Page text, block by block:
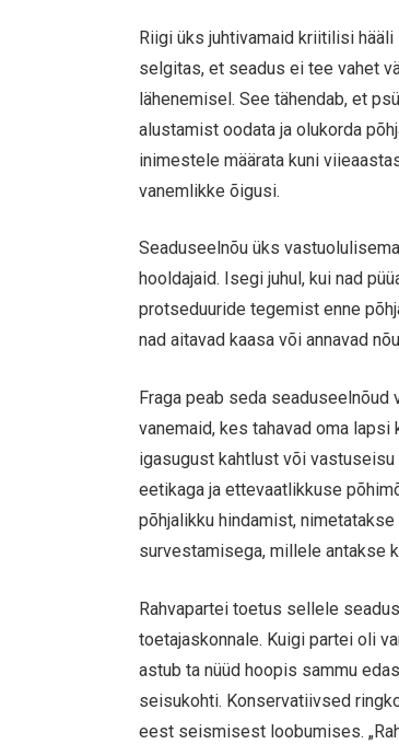
Riigi üks juhtivamaid kriitilisi hääli
selgitas, et seadus ei tee vahet
lähenemisel. See tähendab, et
alustamist oodata ja olukorda
inimestele määrata kuni
vanemlikke õigusi.
Seaduseelnõu üks
hooldajaid. Isegi juhul, kui nad
protseduuride tegemist enne
nad aitavad kaasa või annavad
Fraga peab seda seaduseelnõud
vanemaid, kes tahavad oma
igasugust kahtlust või
eetikaga ja ettevaatlikkuse
põhjalikku hindamist,
survestamisega, millele antakse
Rahvapartei toetus sellele
toetajaskonnale. Kuigi partei oli
astub ta nüüd hoopis sammu
seisukohti. Konservatiivsed
eest seismisest loobumises.